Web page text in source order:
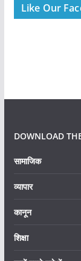
Like Our
DOWNLOAD
सामाजिक
व्यापार
कानून
शिक्षा